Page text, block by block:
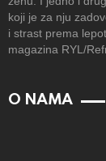
koji je za nju
i strast prema
magazina RYL/
O NAMA